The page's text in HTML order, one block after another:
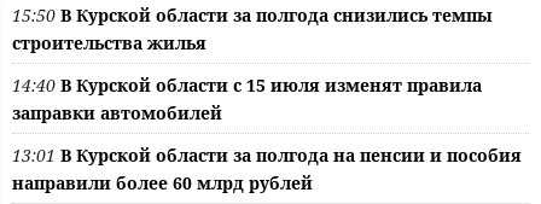
15:50 В Курской области за полгода снизились темпы
строительства жилья
14:40 В Курской области с 15 июля изменят правила
заправки автомобилей
13:01 В Курской области за полгода на пенсии и пособия
направили более 60 млрд рублей